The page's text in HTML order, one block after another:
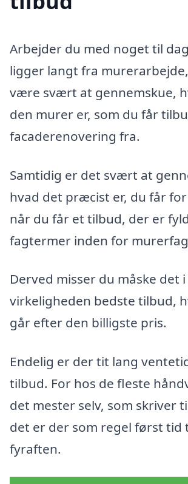
Arbejder du med noget til
ligger langt fra
være svært at gennemskue,
den murer er, som du får
facaderenovering fra.
Samtidig er det svært at
hvad det præcist er, du får
når du får et tilbud, der er
fagtermer inden for
Derved misser du måske det i
virkeligheden bedste tilbud,
går efter den billigste pris.
Endelig er der tit lang
tilbud. For hos de fleste
det mester selv, som skriver
det er der som regel først tid
fyraften.